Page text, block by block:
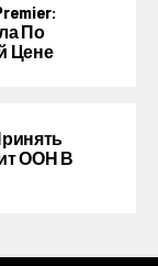
По
Цене
ООН В